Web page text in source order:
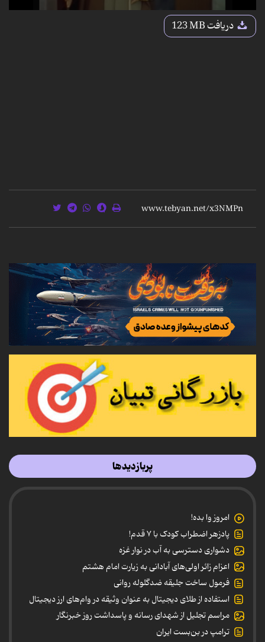
0
دریافت123 MB
پربازدیدها
امروز وا بده!
پادزهر اضطراب کودک با ۷ قدم!
دشواری دسترسی به آب در نوار غزه
اعزام زائر اولی‌های آبادانی به زیارت امام هشتم
فرمول ساخت جلیقه ضدگلوله روانی
استفاده از طلای دیجیتال به عنوان وثیقه در وام‌های ارز دیجیتال
مراسم تجلیل از شهدای رسانه و پاسداشت روز خبرنگار
ترامپ در بن‌بست ایران